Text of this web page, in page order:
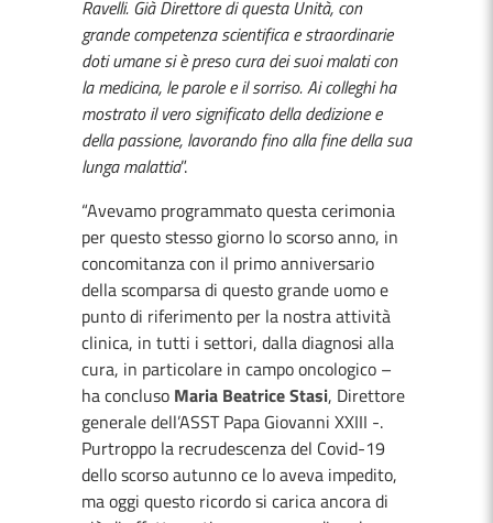
Ravelli. Già Direttore di questa Unità, con
grande competenza scientifica e straordinarie
doti umane si è preso cura dei suoi malati con
la medicina, le parole e il sorriso. Ai colleghi ha
mostrato il vero significato della dedizione e
della passione, lavorando fino alla fine della sua
lunga malattia”.
“Avevamo programmato questa cerimonia
per questo stesso giorno lo scorso anno, in
concomitanza con il primo anniversario
della scomparsa di questo grande uomo e
punto di riferimento per la nostra attività
clinica, in tutti i settori, dalla diagnosi alla
cura, in particolare in campo oncologico –
ha concluso Maria Beatrice Stasi, Direttore
generale dell’ASST Papa Giovanni XXIII -.
Purtroppo la recrudescenza del Covid-19
dello scorso autunno ce lo aveva impedito,
ma oggi questo ricordo si carica ancora di